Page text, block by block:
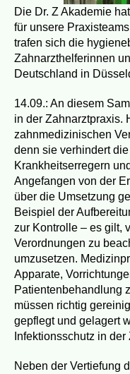
Die Dr. Z Akademie
für unsere
trafen sich die
Zahnarzthelferinnen
Deutschland in
14.09.: An diesem
in der Zahnarztpraxis.
zahnmedizinischen
denn sie verhindert
Krankheitserregern
Angefangen von der
über die Umsetzung
Beispiel der
zur Kontrolle – es gilt,
Verordnungen zu
umzusetzen.
Apparate,
Patientenbehandlung
müssen richtig
gepflegt und gelagert
Infektionsschutz in
Neben der Vertiefung
Dresden